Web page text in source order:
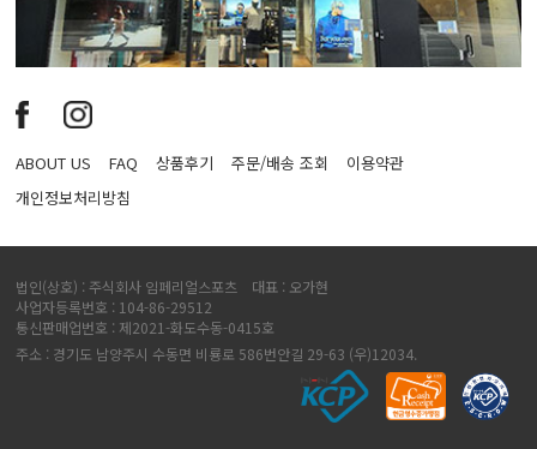
ABOUT US FAQ 상품후기 주문/배송 조회
이용약관
개인정보처리방침
법인(상호) : 주식회사 임페리얼스포츠 대표 : 오가현
사업자등록번호 : 104-86-29512
통신판매업번호 : 제2021-화도수동-0415호
주소 : 경기도 남양주시 수동면 비룡로 586번안길 29-63 (우)12034.